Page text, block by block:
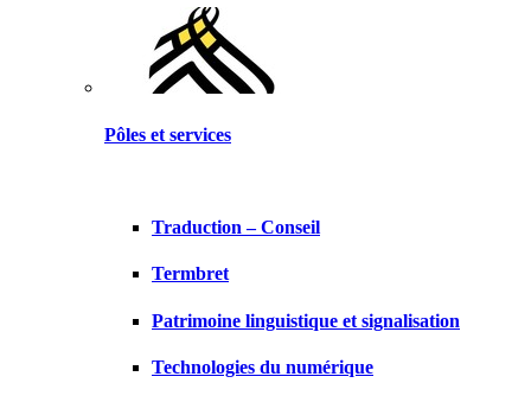
Pôles et services
Traduction – Conseil
Termbret
Patrimoine linguistique et signalisation
Technologies du numérique